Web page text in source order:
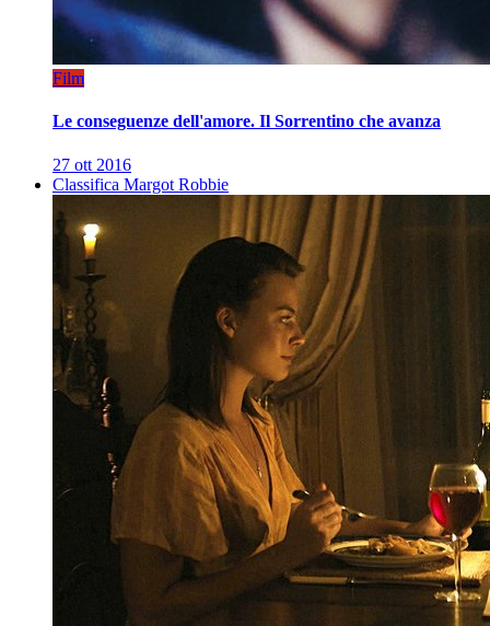
Film
Le conseguenze dell'amore. Il Sorrentino che avanza
27 ott 2016
Classifica Margot Robbie